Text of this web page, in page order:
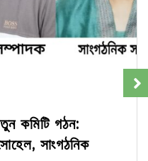
কমিটি গঠন:
সাংগঠনিক